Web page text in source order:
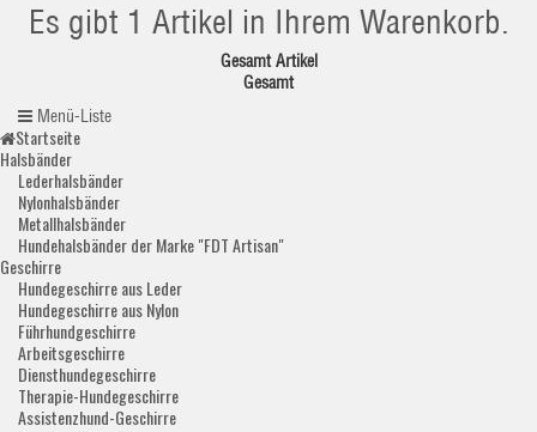
Es gibt 1 Artikel in Ihrem Warenkorb.
Gesamt Artikel
Gesamt
Menü-Liste
Startseite
Halsbänder
Lederhalsbänder
Nylonhalsbänder
Metallhalsbänder
Hundehalsbänder der Marke "FDT Artisan"
Geschirre
Hundegeschirre aus Leder
Hundegeschirre aus Nylon
Führhundgeschirre
Arbeitsgeschirre
Diensthundegeschirre
Therapie-Hundegeschirre
Assistenzhund-Geschirre